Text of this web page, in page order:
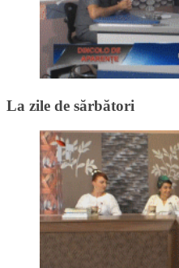
La zile de sărbători